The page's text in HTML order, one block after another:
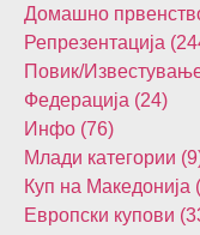
Домашнo
Репрезентација
Повик/
Федерација (24)
Инфо (76)
Млади категории
Куп на Македонија
Европски купови